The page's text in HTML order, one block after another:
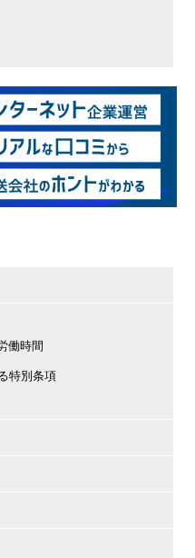
働時間
特別条項